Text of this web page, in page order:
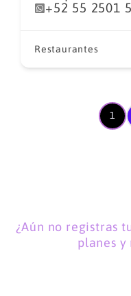
+52 55 2501
Restaurantes
1
¿Aún no registras
planes